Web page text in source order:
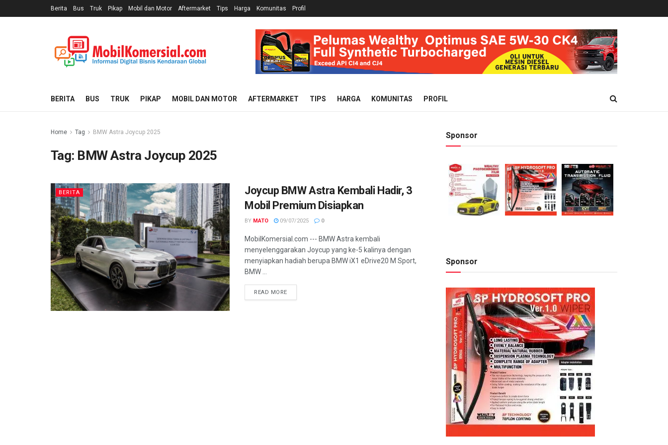
Berita Bus Truk Pikap Mobil dan Motor Aftermarket Tips Harga Komunitas Profil
BERITA BUS TRUK PIKAP MOBIL DAN MOTOR AFTERMARKET TIPS HARGA KOMUNITAS PROFIL
Home Tag BMW Astra Joycup 2025
Tag: BMW Astra Joycup 2025
BERITA
Joycup BMW Astra Kembali Hadir, 3
Mobil Premium Disiapkan
BY MATO 09/07/2025 0
MobilKomersial.com --- BMW Astra kembali
menyelenggarakan Joycup yang ke-5 kalinya dengan
menyiapkan hadiah berupa BMW iX1 eDrive20 M Sport,
BMW ...
READ MORE
Sponsor
Sponsor